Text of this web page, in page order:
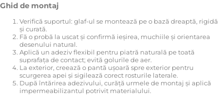
Ghid de montaj
Verifică suportul: glaf-ul se montează pe o bază dreaptă, rigidă
și curată.
Fă o probă la uscat și confirmă ieșirea, muchiile și orientarea
desenului natural.
Aplică un adeziv flexibil pentru piatră naturală pe toată
suprafața de contact; evită golurile de aer.
La exterior, creează o pantă ușoară spre exterior pentru
scurgerea apei și sigilează corect rosturile laterale.
După întărirea adezivului, curăță urmele de montaj și aplică
impermeabilizantul potrivit materialului.